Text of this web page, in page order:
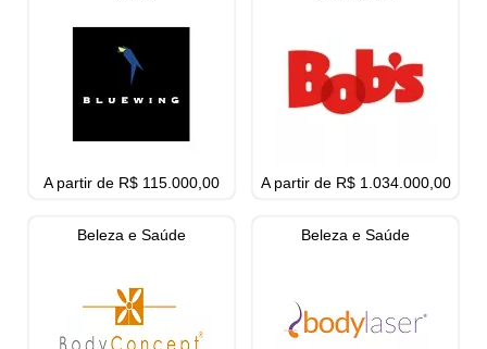
A partir de R$ 115.000,00 A partir de R$ 1.034.000,00
Beleza e Saúde Beleza e Saúde